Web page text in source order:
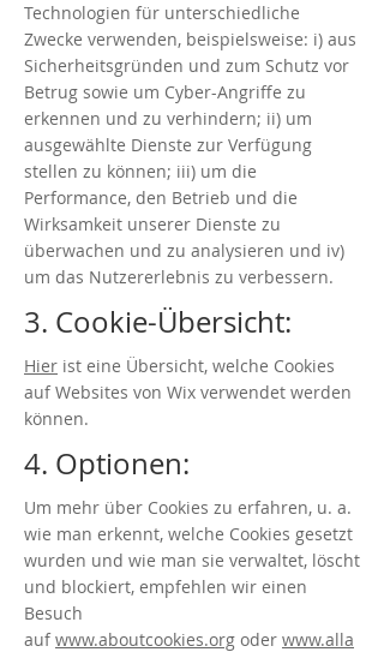
Technologien für unterschiedliche
Zwecke verwenden, beispielsweise: i) aus
Sicherheitsgründen und zum Schutz vor
Betrug sowie um Cyber-Angriffe zu
erkennen und zu verhindern; ii) um
ausgewählte Dienste zur Verfügung
stellen zu können; iii) um die
Performance, den Betrieb und die
Wirksamkeit unserer Dienste zu
überwachen und zu analysieren und iv)
um das Nutzererlebnis zu verbessern.
3. Cookie-Übersicht:
Hier ist eine Übersicht, welche Cookies
auf Websites von Wix verwendet werden
können.
4. Optionen:
Um mehr über Cookies zu erfahren, u. a.
wie man erkennt, welche Cookies gesetzt
wurden und wie man sie verwaltet, löscht
und blockiert, empfehlen wir einen
Besuch
aufwww.aboutcookies.org oder www.alla